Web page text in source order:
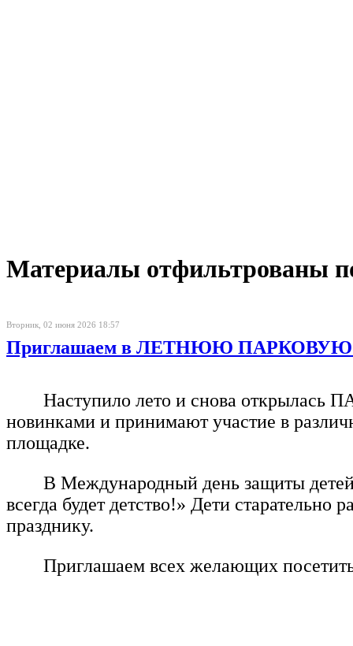
Материалы отфильтрованы
Вторник, 02 июня 2026 18:57
Приглашаем в ЛЕТНЮЮ
Наступило лето и снова
новинками и принимают участие в
площадке.
В Международный день защиты детей
всегда будет детство!» Дети
празднику.
Приглашаем всех желающих